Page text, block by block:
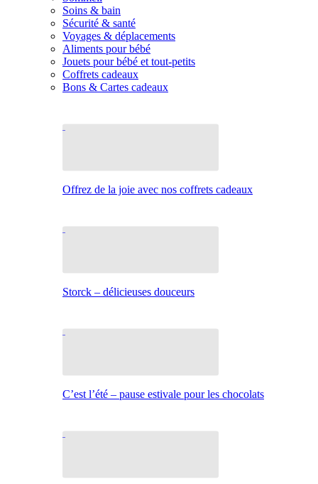
Soins & bain
Sécurité & santé
Voyages & déplacements
Aliments pour bébé
Jouets pour bébé et tout-petits
Coffrets cadeaux
Bons & Cartes cadeaux
Offrez de la joie avec nos coffrets cadeaux
Storck – délicieuses douceurs
C’est l’été – pause estivale pour les chocolats